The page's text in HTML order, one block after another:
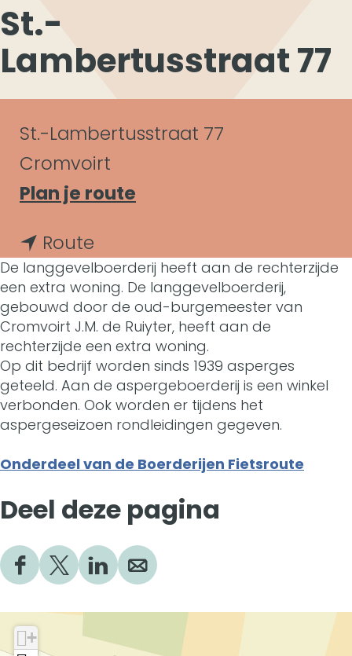
St.-
Lambertusstraat 77
C
o
n
t
a
c
t
St.-Lambertusstraat 77
Cromvoirt
Plan je route
a
r
S
t
.
-
L
a
b
e
r
t
Route
a
a
r
S
t
.
a
m
b
De langgevelboerderij heeft aan de rechterzijde
een extra woning. De langgevelboerderij,
gebouwd door de oud-burgemeester van
Cromvoirt J.M. de Ruiyter, heeft aan de
rechterzijde een extra woning.
Op dit bedrijf worden sinds 1939 asperges
geteeld. Aan de aspergeboerderij is een winkel
verbonden. Ook worden er tijdens het
aspergeseizoen rondleidingen gegeven.
Onderdeel van de Boerderijen Fietsroute
Deel deze pagina
D
e
l
D
e
D
e
D
e
+